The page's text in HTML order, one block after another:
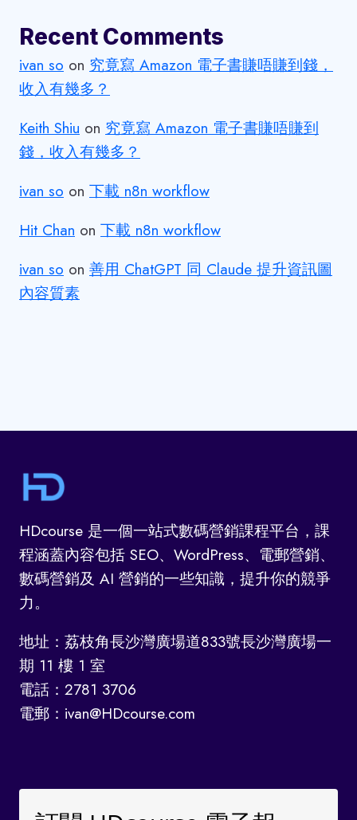
Recent Comments
ivan so on 究竟寫 Amazon 電子書賺唔賺到錢，
收入有幾多？
Keith Shiu on 究竟寫 Amazon 電子書賺唔賺到
錢，收入有幾多？
ivan so on 下載 n8n workflow
Hit Chan on 下載 n8n workflow
ivan so on 善用 ChatGPT 同 Claude 提升資訊圖
內容質素
HDcourse 是一個一站式數碼營銷課程平台，課
程涵蓋內容包括 SEO、WordPress、電郵營銷、
數碼營銷及 AI 營銷的一些知識，提升你的競爭
力。
地址：荔枝角長沙灣廣場道833號長沙灣廣場一
期 11 樓 1 室
電話：2781 3706
電郵：ivan@HDcourse.com